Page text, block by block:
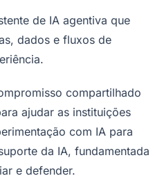
de IA agentiva que
dados e fluxos de
compartilhado
ajudar as instituições
com IA para
da IA, fundamentada
e defender.